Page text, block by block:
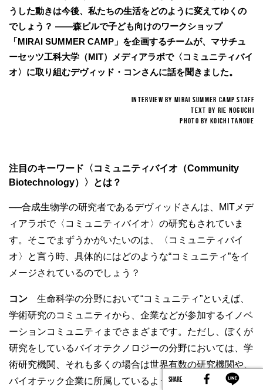
SHARE
うした動きは今後、私たちの生活をどのように変えてゆくの
でしょう？ ——森ビルで子ども向けのワークショップ
「MIRAI SUMMER CAMP」を企画するチームが、マサチュ
ーセッツ工科大学（MIT）メディアラボで〈コミュニティバイ
オ〉に取り組むデヴィッド・コンさんに話を聞きました。
Interview BY MIRAI SUMMER CAMP STAFF
Text by RIe Noguchi
Photo by Koichi Tanoue
注目のキーワード〈コミュニティバイオ（Community
Biotechnology）〉とは？
──合成生物学の研究者であるデヴィッドさんは、MITメデ
ィアラボで〈コミュニティバイオ〉の研究もされていま
す。そこでまずうかがいたいのは、〈コミュニティバイ
オ〉と言う時、具体的にはどのような“コミュニティ”をイ
メージされているのでしょう？
コン 生命科学の分野において“コミュニティ”といえば、
学術研究のコミュニティから、企業などが参加するイノベ
ーションコミュニティまでさまざまです。ただし、ぼくが
研究をしているバイオテクノロジーの分野においては、学
術研究機関、それも多くの場合は世界有数の研究機関や、
バイオテック企業に所属しているような、いわゆる「エリ